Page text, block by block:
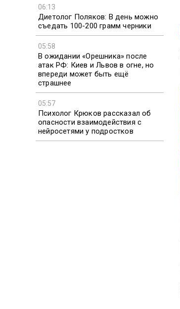
06:13
Диетолог Поляков: В день можно
съедать 100-200 грамм черники
05:58
В ожидании «Орешника» после
атак РФ: Киев и Львов в огне, но
впереди может быть ещё
страшнее
05:57
Психолог Крюков рассказал об
опасности взаимодействия с
нейросетями у подростков